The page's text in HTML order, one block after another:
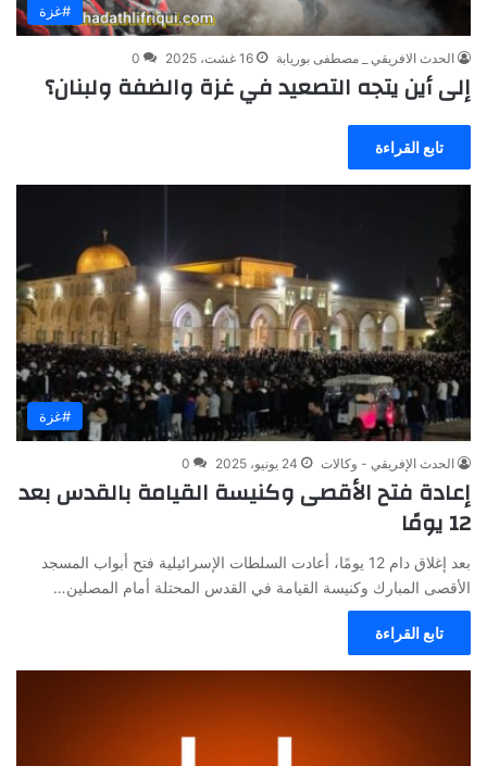
#غزة
الحدث الافريقي _ مصطفى بوريابة 16 غشت، 2025 0
إلى أين يتجه التصعيد في غزة والضفة ولبنان؟
تابع القراءة
#غزة
الحدث الإفريقي - وكالات 24 يونيو، 2025 0
إعادة فتح الأقصى وكنيسة القيامة بالقدس بعد
12 يومًا
بعد إغلاق دام 12 يومًا، أعادت السلطات الإسرائيلية فتح أبواب المسجد
الأقصى المبارك وكنيسة القيامة في القدس المحتلة أمام المصلين…
تابع القراءة